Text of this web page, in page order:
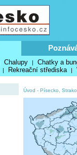
Chalupy | Chatky a
| Rekreační střediska |
Úvod - Písecko,